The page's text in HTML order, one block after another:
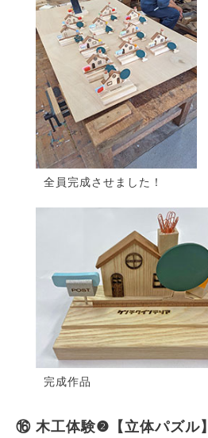
全員完成させました！
完成作品
⑯ 木工体験❷【立体パズル】